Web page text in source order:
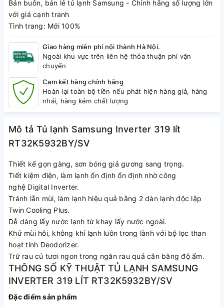
Bán buôn, bán lẻ tủ lạnh Samsung - Chính hãng số lượng lớn
với giá cạnh tranh
Tình trang: Mới 100%
Giao hàng miễn phí nội thành Hà Nội.
Ngoài khu vực trên liên hệ thỏa thuận phí vận
chuyển
Cam kết hàng chính hãng
Hoàn lại toàn bộ tiền nếu phát hiện hàng giả, hàng
nhái, hàng kém chất lượng
Mô tả Tủ lạnh Samsung Inverter 319 lít
RT32K5932BY/SV
Thiết kế gọn gàng, sơn bóng giả gương sang trọng.
Tiết kiệm điện, làm lạnh ổn định ổn định nhờ công
nghệ Digital Inverter.
Tránh lẫn mùi, làm lạnh hiệu quả bằng 2 dàn lạnh độc lập
Twin Cooling Plus.
Dễ dàng lấy nước lạnh từ khay lấy nước ngoài.
Khử mùi hôi, không khí lạnh luôn trong lành với bộ lọc than
hoạt tính Deodorizer.
Trữ rau củ tươi ngon trong ngăn rau quả cân bằng độ ẩm.
THÔNG SỐ KỸ THUẬT TỦ LẠNH SAMSUNG
INVERTER 319 LÍT RT32K5932BY/SV
Đặc điểm sản phẩm